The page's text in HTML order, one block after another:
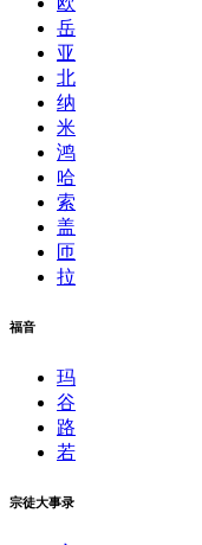
岳
亚
北
纳
米
鸿
哈
索
盖
匝
拉
福音
玛
谷
路
若
宗徒大事录